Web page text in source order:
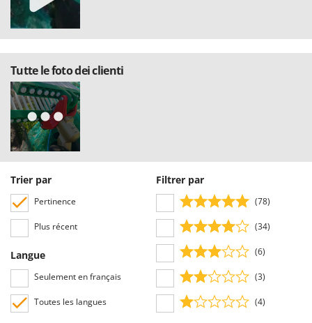
Tutte le foto dei clienti
Trier par
Pertinence
Plus récent
Langue
Seulement en français
Toutes les langues
Filtrer par
(78)
(34)
(6)
(3)
(4)